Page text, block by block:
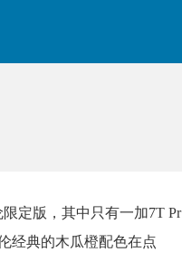
定版，其中只有一加7T Pr
经典的木瓜橙配色在点